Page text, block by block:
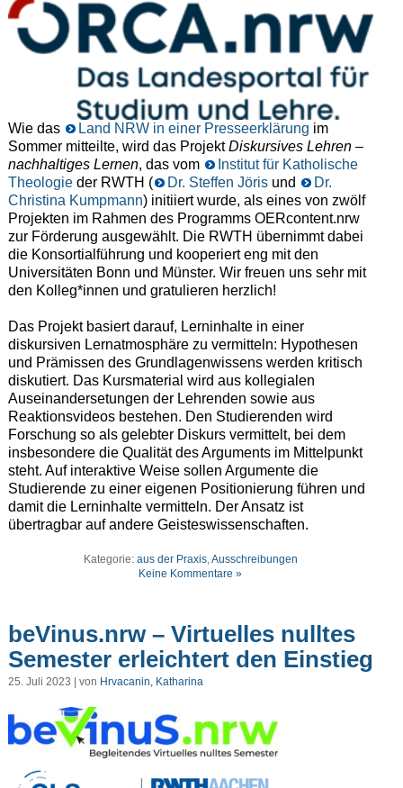
Wie das Land NRW in einer Presseerklärung im
Sommer mitteilte, wird das ProjektDiskursives Lehren –
nachhaltiges Lernen, das vom
Institut für Katholische
Theologieder RWTH ( Dr. Steffen Jörisund
Dr.
Christina Kumpmann) initiiert wurde, als eines von zwölf
Projekten im Rahmen des Programms OERcontent.nrw
zur Förderung ausgewählt. Die RWTH übernimmt dabei
die Konsortialführung und kooperiert eng mit den
Universitäten Bonn und Münster. Wir freuen uns sehr mit
den Kolleg*innen und gratulieren herzlich!
Das Projekt basiert darauf, Lerninhalte in einer
diskursiven Lernatmosphäre zu vermitteln: Hypothesen
und Prämissen des Grundlagenwissens werden kritisch
diskutiert. Das Kursmaterial wird aus kollegialen
Auseinandersetungen der Lehrenden sowie aus
Reaktionsvideos bestehen. Den Studierenden wird
Forschung so als gelebter Diskurs vermittelt, bei dem
insbesondere die Qualität des Arguments im Mittelpunkt
steht. Auf interaktive Weise sollen Argumente die
Studierende zu einer eigenen Positionierung führen und
damit die Lerninhalte vermitteln. Der Ansatz ist
übertragbar auf andere Geisteswissenschaften.
Kategorie: aus der Praxis,Ausschreibungen
Keine Kommentare »
beVinus.nrw – Virtuelles nulltes
Semester erleichtert den Einstieg
25. Juli 2023 | von Hrvacanin, Katharina